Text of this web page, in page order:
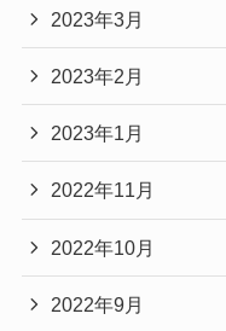
2023年3月
2023年2月
2023年1月
2022年11月
2022年10月
2022年9月